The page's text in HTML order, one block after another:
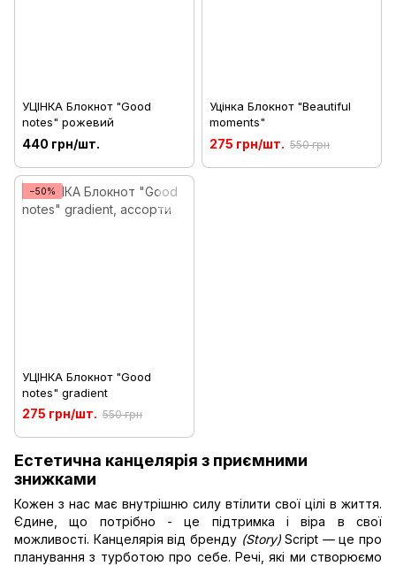
УЦІНКА Блокнот "Good
notes" рожевий
440 грн/шт.
Уцінка Блокнот "Beautiful
moments"
275 грн/шт. 550 грн
−50%
УЦІНКА Блокнот "Good
notes" gradient
275 грн/шт. 550 грн
Естетична канцелярія з приємними
знижками
Кожен з нас має внутрішню силу втілити свої цілі в життя.
Єдине, що потрібно - це підтримка і віра в свої
можливості. Канцелярія від бренду (Story)Script — це про
планування з турботою про себе. Речі, які ми створюємо